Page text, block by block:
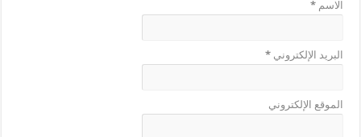
الاسم*
البريد الإلكتروني*
الموقع الإلكتروني